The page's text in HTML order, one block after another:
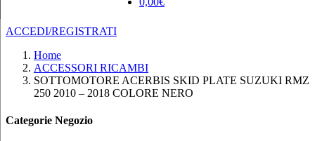
ACCEDI/REGISTRATI
Home
ACCESSORI RICAMBI
SOTTOMOTORE ACERBIS SKID PLATE SUZUKI RMZ
250 2010 – 2018 COLORE NERO
Categorie Negozio